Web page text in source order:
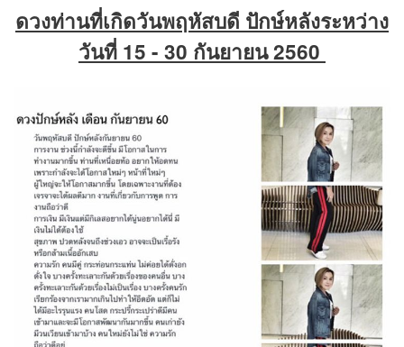
ดวงท่านที่เกิดวันพฤหัสบดี ปักษ์หลังระหว่าง
วันที่ 15 - 30 กันยายน 2560